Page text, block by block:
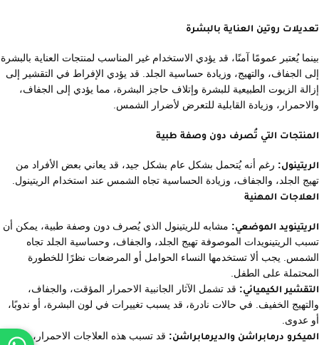
تعديلات روتين العناية بالبشرة
بينما يُعتبر عمومًا آمنًا، قد يؤدي الاستخدام غير المناسب لمنتجات العناية بالبشرة
إلى الجفاف، والتهيج، وزيادة حساسية الجلد. قد يؤدي الإفراط في التقشير إلى
إزالة الزيوت الطبيعية للبشرة وإتلاف حاجز البشرة، مما يؤدي إلى الجفاف،
والاحمرار، وزيادة القابلية للتعرض لأضرار الشمس.
المنتجات التي تُصرف دون وصفة طبية
الريتينول: رغم أنه يُتحمل بشكل عام بشكل جيد، قد يعاني بعض الأفراد من
تهيج الجلد، والجفاف، وزيادة الحساسية تجاه الشمس عند استخدام الريتينول.
العلاجات المهنية
الريتينويد الموضعي: مشابه للريتينول الذي يُصرف دون وصفة طبية، يمكن أن
تسبب الريتينويدات الموصوفة تهيج الجلد، والجفاف، وحساسية الجلد تجاه
الشمس. يجب ألا تستخدمها النساء الحوامل أو المرضعات نظرًا للخطورة
المحتملة على الطفل.
التقشير الكيميائي: قد تشمل الآثار الجانبية الاحمرار المؤقت، والجفاف،
والتهيج الخفيف. في حالات نادرة، قد يسبب تغييرات في لون البشرة، أو ندوبًا،
أو عدوى.
الميكرو درمابراشن والديرمابراشن: قد تسبب هذه العلاجات الاحمرار،